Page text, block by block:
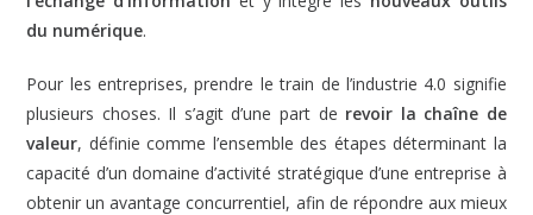
du numérique.
Pour les entreprises, prendre le train de l’industrie 4.0 signifie
plusieurs choses. Il s’agit d’une part de revoir la chaîne de
valeur, définie comme l’ensemble des étapes déterminant la
capacité d’un domaine d’activité stratégique d’une entreprise à
obtenir un avantage concurrentiel, afin de répondre aux mieux